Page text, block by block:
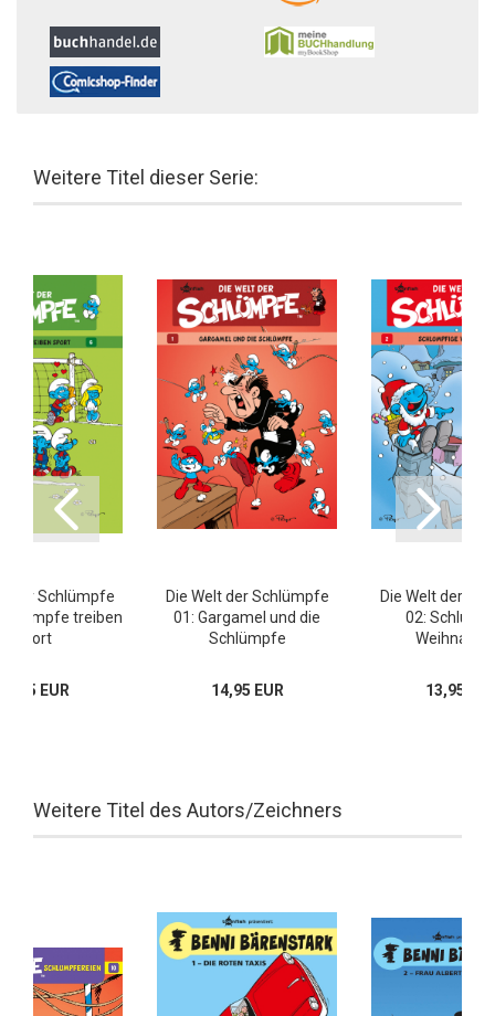
Weitere Titel dieser Serie:
der Schlümpfe
treiben
Sport
EUR
Die Welt der Schlümpfe
01: Gargamel und die
Schlümpfe
14,95 EUR
Die Welt der
02:
13,95
Weitere Titel des Autors/Zeichners